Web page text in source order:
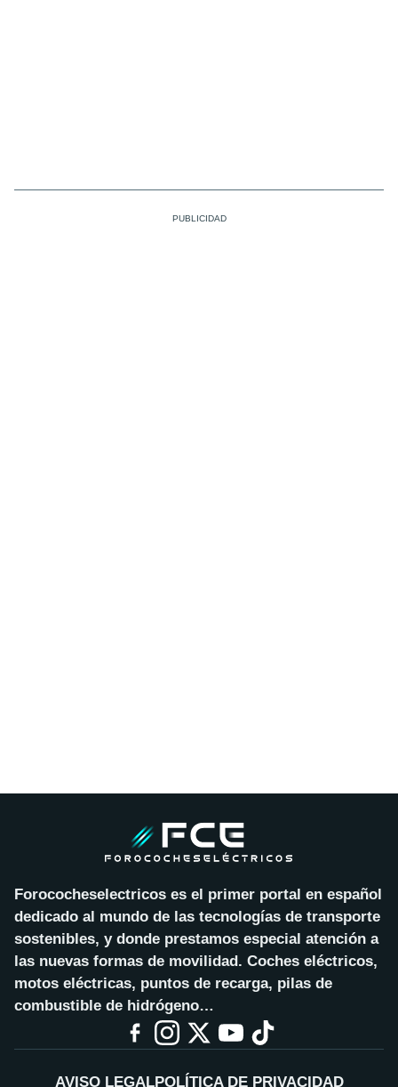
Forococheselectricos es el primer portal en español
dedicado al mundo de las tecnologías de transporte
sostenibles, y donde prestamos especial atención a
las nuevas formas de movilidad. Coches eléctricos,
motos eléctricas, puntos de recarga, pilas de
combustible de hidrógeno…
AVISO LEGALPOLÍTICA DE PRIVACIDAD